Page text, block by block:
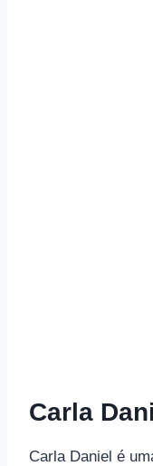
Carla
Carla Daniel é